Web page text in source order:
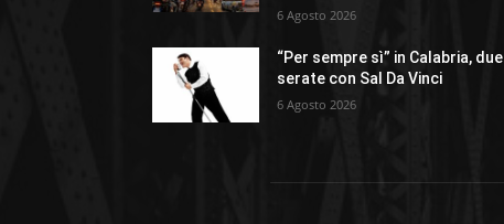
6 Agosto 2026
“Per sempre sì” in Calabria, due
serate con Sal Da Vinci
6 Agosto 2026